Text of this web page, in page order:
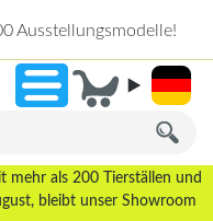
mehr als 200 Tierställen und
bleibt unser Showroom